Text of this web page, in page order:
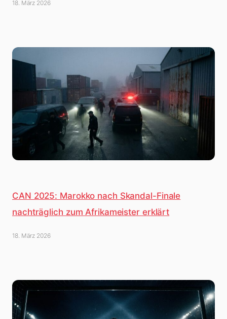
18. März 2026
CAN 2025: Marokko nach Skandal-Finale
nachträglich zum Afrikameister erklärt
18. März 2026